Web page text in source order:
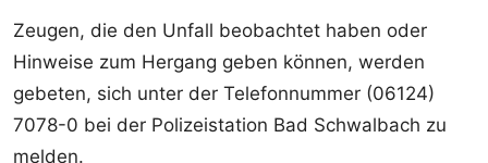
Zeugen, die den Unfall beobachtet haben oder
Hinweise zum Hergang geben können, werden
gebeten, sich unter der Telefonnummer (06124)
7078-0 bei der Polizeistation Bad Schwalbach zu
melden.